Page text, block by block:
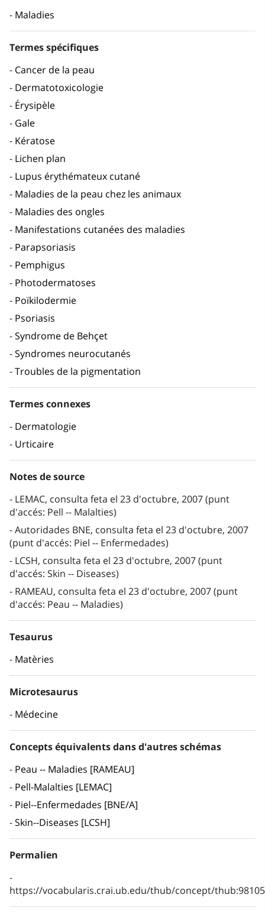
Maladies
Termes spécifiques
Cancer de la peau
Dermatotoxicologie
Érysipèle
Gale
Kératose
Lichen plan
Lupus érythémateux cutané
Maladies de la peau chez les animaux
Maladies des ongles
Manifestations cutanées des maladies
Parapsoriasis
Pemphigus
Photodermatoses
Poïkilodermie
Psoriasis
Syndrome de Behçet
Syndromes neurocutanés
Troubles de la pigmentation
Termes connexes
Dermatologie
Urticaire
Notes de source
LEMAC, consulta feta el 23 d'octubre, 2007 (punt
d'accés: Pell -- Malalties)
Autoridades BNE, consulta feta el 23 d'octubre, 2007
(punt d'accés: Piel -- Enfermedades)
LCSH, consulta feta el 23 d'octubre, 2007 (punt
d'accés: Skin -- Diseases)
RAMEAU, consulta feta el 23 d'octubre, 2007 (punt
d'accés: Peau -- Maladies)
Tesaurus
Matèries
Microtesaurus
Médecine
Concepts équivalents dans d'autres schémas
Peau -- Maladies [RAMEAU]
Pell-Malalties [LEMAC]
Piel--Enfermedades [BNE/A]
Skin--Diseases [LCSH]
Permalien
https://vocabularis.crai.ub.edu/thub/concept/